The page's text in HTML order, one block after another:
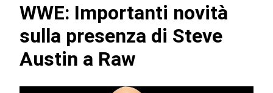
WWE: Importanti novità
sulla presenza di Steve
Austin a Raw